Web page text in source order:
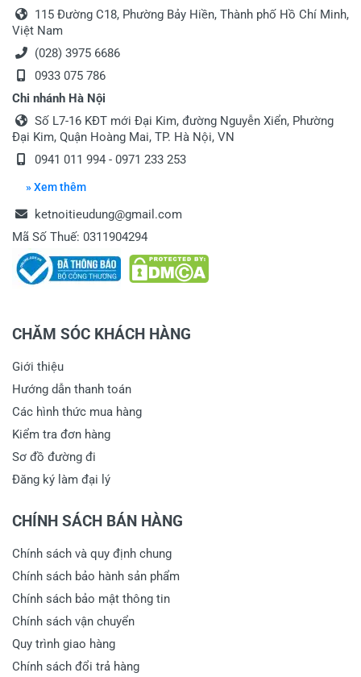
115 Đường C18, Phường Bảy Hiền, Thành phố Hồ Chí Minh,
Việt Nam
(028) 3975 6686
0933 075 786
Chi nhánh Hà Nội
Số L7-16 KĐT mới Đại Kim, đường Nguyễn Xiển, Phường
Đại Kim, Quận Hoàng Mai, TP. Hà Nội, VN
0941 011 994 - 0971 233 253
» Xem thêm
ketnoitieudung@gmail.com
Mã Số Thuế: 0311904294
CHĂM SÓC KHÁCH HÀNG
Giới thiệu
Hướng dẫn thanh toán
Các hình thức mua hàng
Kiểm tra đơn hàng
Sơ đồ đường đi
Đăng ký làm đại lý
CHÍNH SÁCH BÁN HÀNG
Chính sách và quy định chung
Chính sách bảo hành sản phẩm
Chính sách bảo mật thông tin
Chính sách vận chuyển
Quy trình giao hàng
Chính sách đổi trả hàng